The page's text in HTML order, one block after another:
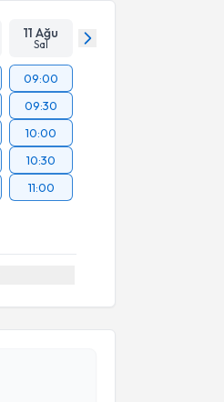
11 Ağu
Sal
09:00
09:30
10:00
10:30
11:00